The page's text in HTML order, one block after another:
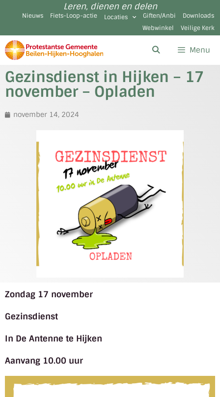
Leren, dienen en delen
Nieuws Fiets-Loop-actie Locaties Giften/Anbi
Downloads
Webwinkel
Veilige Kerk
Menu
Gezinsdienst in Hijken – 17
november – Opladen
november 14, 2024
Zondag 17 november
Gezinsdienst
In De Antenne te Hijken
Aanvang 10.00 uur